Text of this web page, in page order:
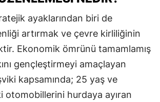
ayaklarından biri de
artırmak ve çevre kirliliğinin
Ekonomik ömrünü tamamlamış
gençleştirmeyi amaçlayan
kapsamında; 25 yaş ve
otomobillerini hurdaya ayıran